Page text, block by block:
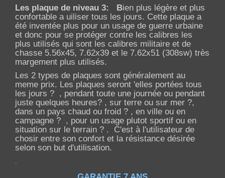
Les plaque de niveau 3:
Bien plus légère et plus
confortable a uiliser tous les jours. Cette plaque a
été inventée plus pour un usage de guerre urbaine
et donc pour se protéger contre les calibres les
plus utilisés qui sont les calibres militaire et de
chasse 5.56x45, 7.62x39 et le 7.62x51 (308sw) très
margement plus utilisés.
Les 2 types de plaques sont généralement au
meme prix. Les plaques seront 'elles portées tous
les jours ? , pendant toute une journée ou pendant
juste quelques heures? , sur terre ou sur mer ?,
dans un pays chaud ou froid ? , en ville ou en
campagne ? , pour un usage plutot sportif ou en
situation sur le terrain ? . C'est à l'utilisateur de
chosir entre son confort et la résistance désirée
selon son but d'utilisation.
.